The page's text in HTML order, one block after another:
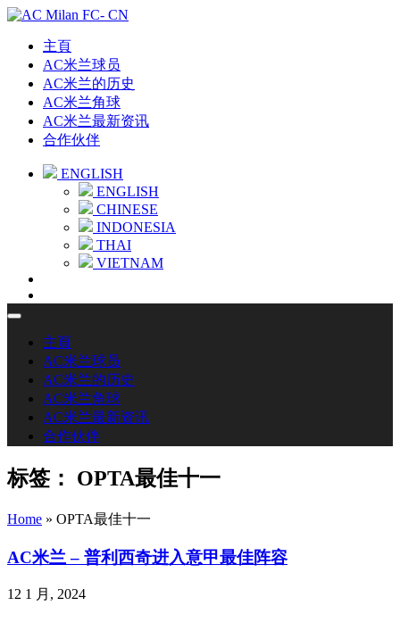
主頁
AC米兰球员
AC米兰的历史
AC米兰角球
AC米兰最新资讯
合作伙伴
ENGLISH
ENGLISH
CHINESE
INDONESIA
THAI
VIETNAM
主頁
AC米兰球员
AC米兰的历史
AC米兰角球
AC米兰最新资讯
合作伙伴
标签： OPTA最佳十一
Home » OPTA最佳十一
AC米兰 – 普利西奇进入意甲最佳阵容
12 1 月, 2024